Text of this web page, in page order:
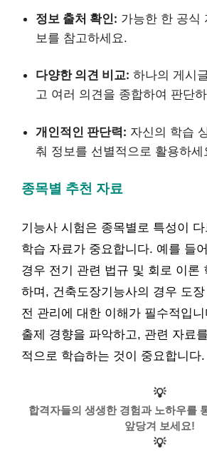
정보 출처 확인: 가능한 한 공식
보를 참고하세요.
다양한 의견 비교: 하나의 게시
고 여러 의견을 종합하여 판단
개인적인 판단력: 자신의 학습
춰 정보를 선별적으로 활용하세
종목별 추천 자료
기능사 시험은 종목별로 특성이
학습 자료가 중요합니다. 예를 들
경우 전기 관련 법규 및 회로 이론
하며, 건축도장기능사의 경우 도
전 관리에 대한 이해가 필수적입
출제 경향을 파악하고, 관련 자료
적으로 학습하는 것이 중요합니다.
💡
합격자들의 생생한 경험과 노하우를
앞당겨 보세요!
💡